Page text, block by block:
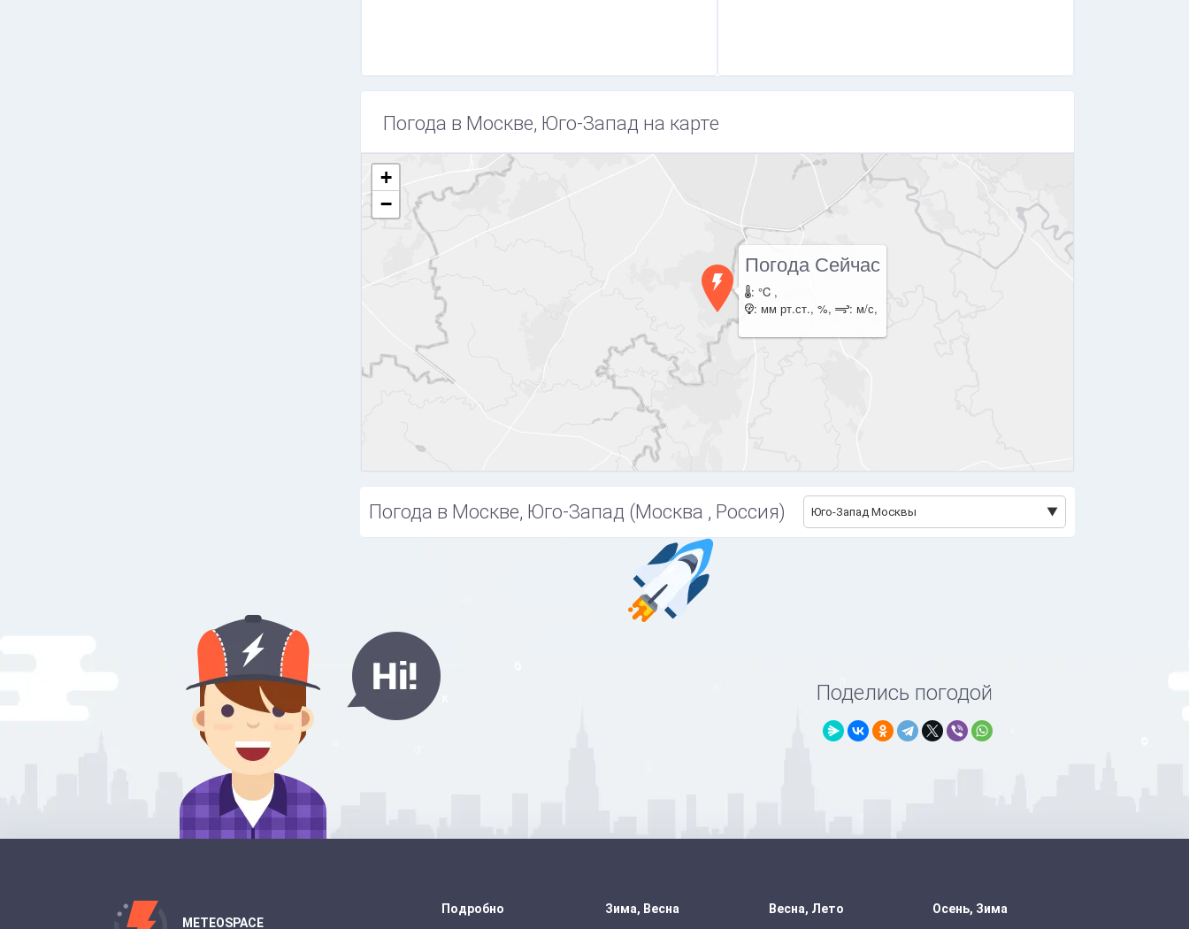
Погода в Москве, Юго-Запад на карте
Погода Сейчас
: °C ,
: мм рт.ст., %,
: м/с,
+
−
Погода в Москве, Юго-Запад (Москва , Россия) Юго-Запад Москвы
Поделись погодой
METEOSPACE
Подробно Зима, Весна Весна, Лето Осень, Зима